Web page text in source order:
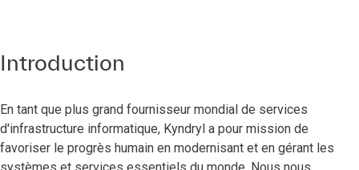
Introduction
En tant que plus grand fournisseur mondial de services
d'infrastructure informatique, Kyndryl a pour mission de
favoriser le progrès humain en modernisant et en gérant les